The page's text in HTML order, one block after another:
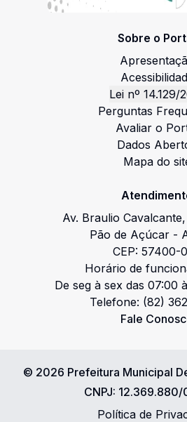
Sobre o
Lei nº 14.129/
Perguntas
Avaliar o
Dados
Mapa do
Av. Braulio Cavalcante,
Pão de Açúcar -
CEP: 57400-
Horário de
De seg à sex das 07:00
Telefone: (82)
Fale
© 2026 Prefeitura Municipal
CNPJ:
Política de